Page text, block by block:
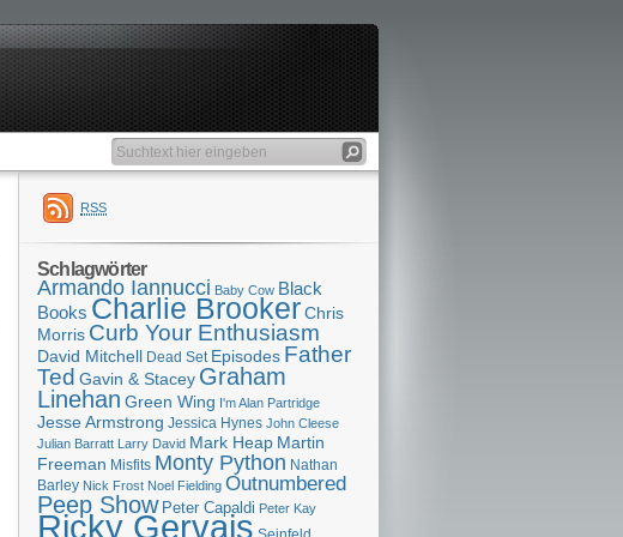
RSS
Schlagwörter
Armando Iannucci Baby Cow Black
Books Charlie BrookerChris
Morris Curb Your Enthusiasm
David Mitchell Dead Set Episodes Father
Ted Gavin & Stacey Graham
Linehan Green Wing I'm Alan Partridge
Jesse Armstrong Jessica Hynes John Cleese
Julian Barratt Larry David Mark Heap Martin
Freeman Misfits Monty Python Nathan
Barley Nick Frost Noel Fielding Outnumbered
Peep Show Peter Capaldi Peter Kay
Ricky Gervais